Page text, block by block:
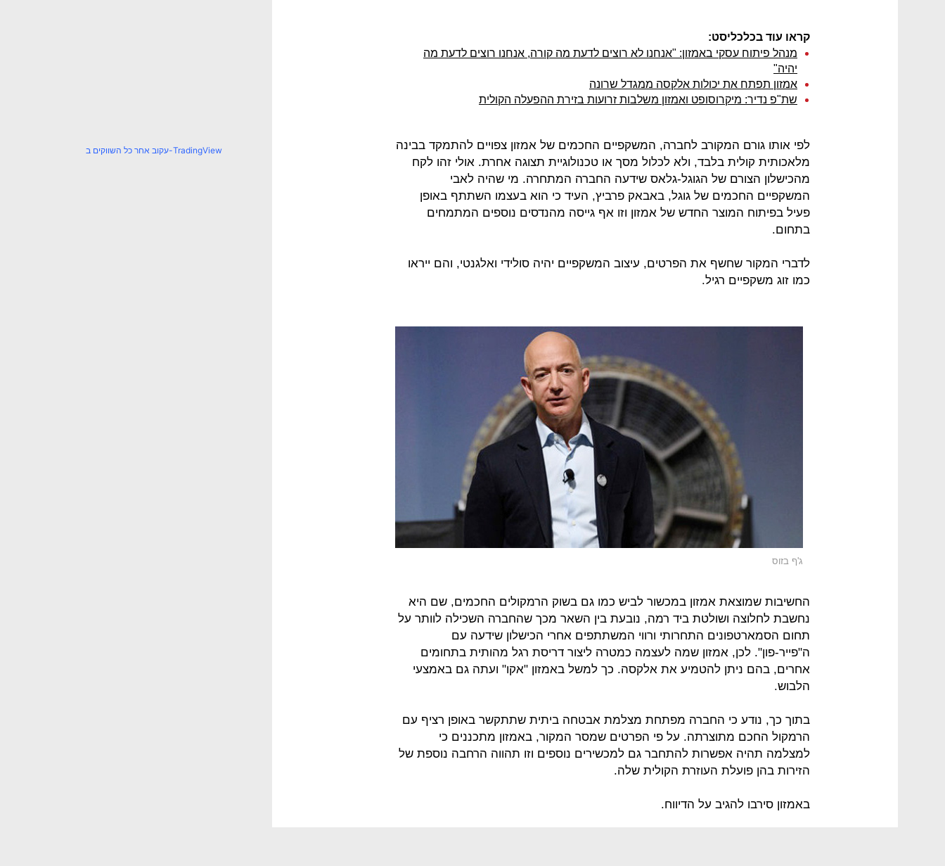
קראו עוד בכלכליסט:
מנהל פיתוח עסקי באמזון: "אנחנו לא רוצים לדעת מה קורה, אנחנו רוצים לדעת מה
יהיה"
אמזון תפתח את יכולות אלקסה ממגדל שרונה
שת"פ נדיר: מיקרוסופט ואמזון משלבות זרועות בזירת ההפעלה הקולית
לפי אותו גורם המקורב לחברה, המשקפיים החכמים של אמזון צפויים להתמקד בבינה
מלאכותית קולית בלבד, ולא לכלול מסך או טכנולוגיית תצוגה אחרת. אולי זהו לקח
מהכישלון הצורם של הגוגל-גלאס שידעה החברה המתחרה. מי שהיה לאבי
המשקפיים החכמים של גוגל, באבאק פרביץ, העיד כי הוא בעצמו השתתף באופן
פעיל בפיתוח המוצר החדש של אמזון וזו אף גייסה מהנדסים נוספים המתמחים
בתחום.
לדברי המקור שחשף את הפרטים, עיצוב המשקפיים יהיה סולידי ואלגנטי, והם ייראו
כמו זוג משקפיים רגיל.
ג'ף בזוס
החשיבות שמוצאת אמזון במכשור לביש כמו גם בשוק הרמקולים החכמים, שם היא
נחשבת לחלוצה ושולטת ביד רמה, נובעת בין השאר מכך שהחברה השכילה לוותר על
תחום הסמארטפונים התחרותי ורווי המשתתפים אחרי הכישלון שידעה עם
ה"פייר-פון". לכן, אמזון שמה לעצמה כמטרה ליצור דריסת רגל מהותית בתחומים
אחרים, בהם ניתן להטמיע את אלקסה. כך למשל באמזון "אקו" ועתה גם באמצעי
הלבוש.
בתוך כך, נודע כי החברה מפתחת מצלמת אבטחה ביתית שתתקשר באופן רציף עם
הרמקול החכם מתוצרתה. על פי הפרטים שמסר המקור, באמזון מתכננים כי
למצלמה תהיה אפשרות להתחבר גם למכשירים נוספים וזו תהווה הרחבה נוספת של
הזירות בהן פועלת העוזרת הקולית שלה.
באמזון סירבו להגיב על הדיווח.
עקוב אחר כל השווקים ב-TradingView